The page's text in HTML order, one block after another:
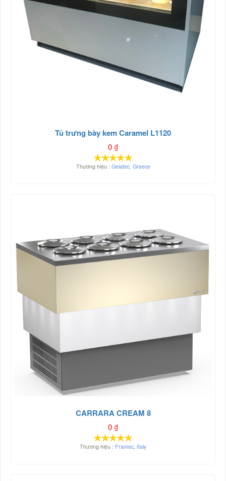
Tủ trưng bày kem Caramel L1120
0₫
Thương hiệu : Gelatec, Greece
CARRARA CREAM 8
0₫
Thương hiệu : Framec, Italy